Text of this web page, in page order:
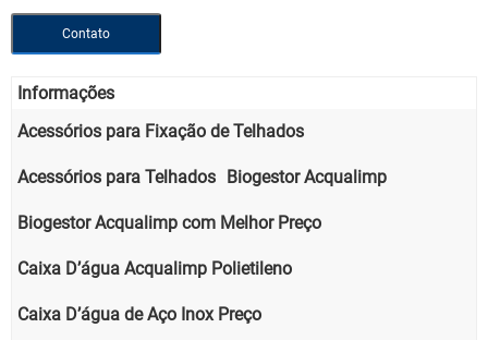
Contato
Informações
Acessórios para Fixação de Telhados
Acessórios para Telhados Biogestor Acqualimp
Biogestor Acqualimp com Melhor Preço
Caixa D’água Acqualimp Polietileno
Caixa D’água de Aço Inox Preço